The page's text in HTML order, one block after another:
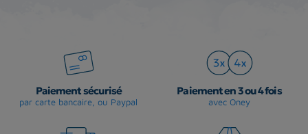
Paiement sécurisé
par carte bancaire, ou Paypal
Paiement en 3 ou 4 fois
avec Oney